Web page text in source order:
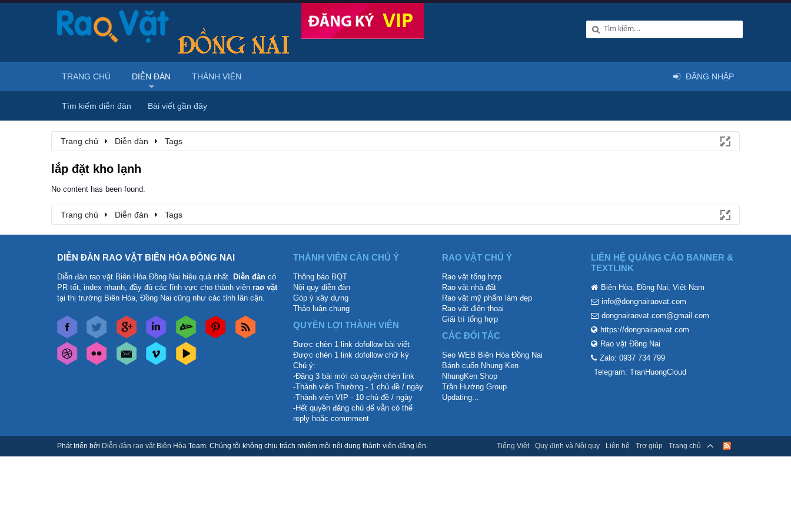
Trang chủ Diễn đàn Tags
lắp đặt kho lạnh
No content has been found.
Trang chủ Diễn đàn Tags
TRANG CHỦ DIỄN ĐÀN
Tìm kiếm diễn đàn Bài viết gần đây
THÀNH VIÊN ĐĂNG NHẬP
DIỄN ĐÀN RAO VẶT BIÊN HÒA ĐỒNG NAI
Diễn đàn rao vặt Biên Hòa Đồng Nai hiệu quả nhất. Diễn đàn có
PR tốt, index nhanh, đầy đủ các lĩnh vực cho thành viên rao vặt
tại thị trường Biên Hòa, Đồng Nai cũng như các tỉnh lân cận.
THÀNH VIÊN CẦN CHÚ Ý
Thông báo BQT
Nội quy diễn đàn
Góp ý xây dựng
Thảo luận chung
QUYỀN LỢI THÀNH VIÊN
Được chèn 1 link dofollow bài viết
Được chèn 1 link dofollow chữ ký
Chú ý:
-Đăng 3 bài mới có quyền chèn link
-Thành viên Thường - 1 chủ đề / ngày
-Thành viên VIP - 10 chủ đề / ngày
-Hết quyền đăng chủ để vẫn có thể
reply hoặc commment
RAO VẶT CHÚ Ý
Rao vặt tổng hợp
Rao vặt nhà đất
Rao vặt mỹ phẩm làm đẹp
Rao vặt điện thoại
Giải trí tổng hợp
CÁC ĐỐI TÁC
Seo WEB Biên Hòa Đồng Nai
Bánh cuốn Nhung Ken
NhungKen Shop
Trần Hướng Group
Updating...
LIÊN HỆ QUẢNG CÁO BANNER &
TEXTLINK
Biên Hòa, Đồng Nai, Việt Nam
info@dongnairaovat.com
dongnairaovat.com@gmail.com
https://dongnairaovat.com
Rao vặt Đồng Nai
Zalo: 0937 734 799
Telegram: TranHuongCloud
Phát triển bởi Diễn đàn rao vặt Biên Hòa Team. Chúng tôi không chịu trách nhiệm mội nội dung thành viên đăng lên. Tiếng Việt Quy định và Nội quy Liên hệ Trợ giúp Trang chủ